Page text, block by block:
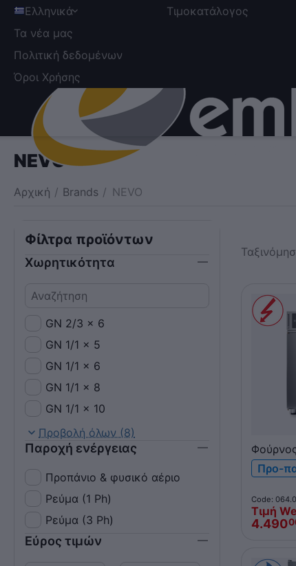
Ελληνικά
Τιμοκατάλογος
Τα νέα μας
Πολιτική δεδομένων
Όροι Χρήσης
NEVO
Αρχική / Brands / NEVO
NEVO
6xGN 2/
Προ-
Code:
Τιμή
4.490
Φίλτρα προϊόντων
Χωρητικότητα
GN 2/3 x 6
GN 1/1 x 5
GN 1/1 x 6
GN 1/1 x 8
GN 1/1 x 10
GN 1/1 x 12
GN 1/1 x 16
GN 1/1 x 20
Προβολή όλων (8)
Παροχή ενέργειας
Προπάνιο & φυσικό αέριο
Ρεύμα (1 Ph)
Ρεύμα (3 Ph)
Εύρος τιμών